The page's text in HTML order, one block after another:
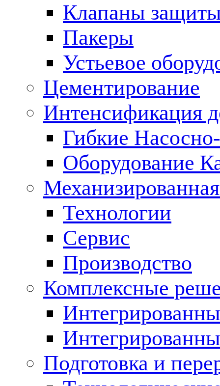
Клапаны
Пакеры
Устьевое
Цементирование
Интенсификация
Гибкие
Оборудование
Технологии
Сервис
Производство
Комплексные
Подготовка и